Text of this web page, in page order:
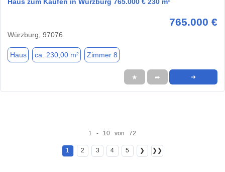
Haus zum Kaufen in Würzburg 765.000 € 230 m²
765.000 €
Würzburg, 97076
Haus ca. 230,00 m² Zimmer 8
★ ➦ ➜
1 - 10 von 72
1 2 3 4 5 ❯ ❯❯